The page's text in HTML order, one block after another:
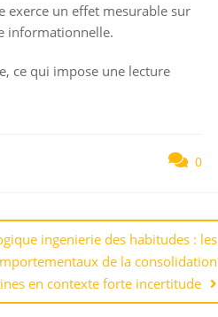
exerce un effet mesurable sur
informationnelle.
ce qui impose une lecture
0
ingenierie des habitudes : les
de la consolidation
en contexte forte incertitude